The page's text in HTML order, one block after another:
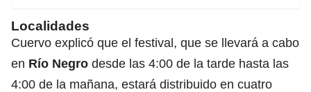
Localidades
Cuervo explicó que el festival, que se llevará a cabo
en Río Negro desde las 4:00 de la tarde hasta las
4:00 de la mañana, estará distribuido en cuatro